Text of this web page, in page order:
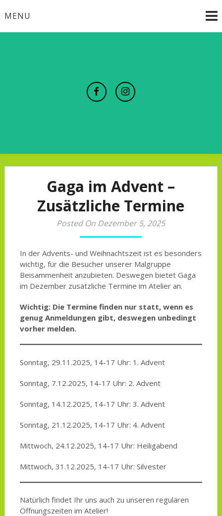
toMENU
Gaga im Advent –
Zusätzliche Termine
Posted On Dezember 5, 2025
In der Advents- und Weihnachtszeit ist es besonders
wichtig, für die Besucher unserer Malgruppe
Beisammenheit anzubieten. Deswegen bietet Gaga
im Dezember zusätzliche Termine im Atelier an.
Wichtig: Die Termine finden nur statt, wenn es
genug Anmeldungen gibt, deswegen unbedingt
vorher melden.
Sonntag, 29.11.2025, 14-17 Uhr: 1. Advent
Sonntag, 7.12.2025, 14-17 Uhr: 2. Advent
Sonntag, 14.12.2025, 14-17 Uhr: 3. Advent
Sonntag, 21.12.2025, 14-17 Uhr: 4. Advent
Mittwoch, 24.12.2025, 14-17 Uhr: Heiligabend
Mittwoch, 31.12.2025, 14-17 Uhr: Silvester
Natürlich findet Ihr uns auch zu unseren regulären
Öffnungszeiten im Atelier!